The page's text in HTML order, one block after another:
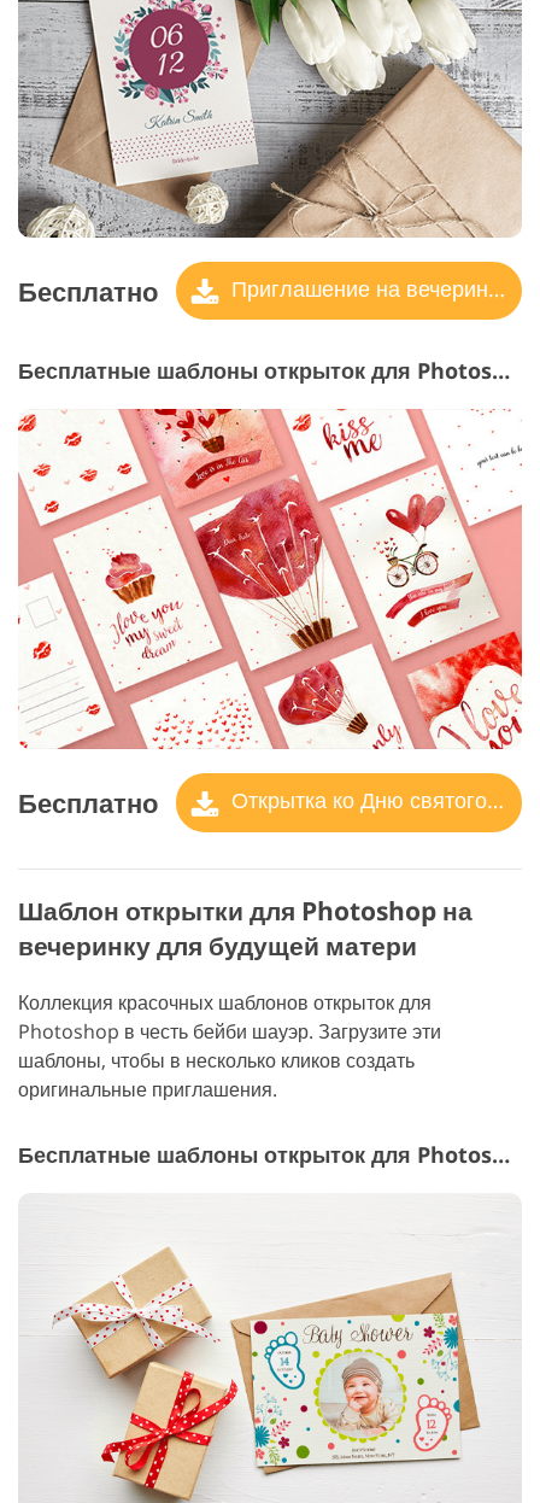
Бесплатно Приглашение на вечеринку
Бесплатные шаблоны открыток для Photoshop "День святого Валентина"
Бесплатно Открытка ко Дню святого Валентина
Шаблон открытки для Photoshop на
вечеринку для будущей матери
Коллекция красочных шаблонов открыток для
Photoshop в честь бейби шауэр. Загрузите эти
шаблоны, чтобы в несколько кликов создать
оригинальные приглашения.
Бесплатные шаблоны открыток для Photoshop "Бейби Шауэр"